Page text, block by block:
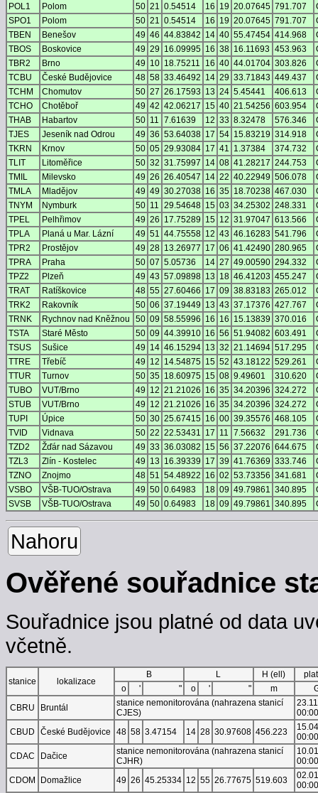
POL1 Polom 50 21 0.54514 16 19 20.07645 791.707
SPO1
Polom 50 21 0.54514 16 19 20.07645 791.707
TBEN
Benešov 49 46 44.83842 14 40 55.47454 414.968
TBOS
Boskovice 49 29 16.09995 16 38 16.11693 453.963
TBR2
Brno 49 10 18.75211 16 40 44.01704 303.826
TCBU
České Budějovice 48 58 33.46492 14 29 33.71843 449.437
TCHM
Chomutov 50 27 26.17593 13 24 5.45441 406.613
TCHO
Chotěboř 49 42 42.06217 15 40 21.54256 603.954
THAB
Habartov 50 11 7.61639 12 33 8.32478 576.346
TJES
Jeseník nad Odrou 49 36 53.64038 17 54 15.83219 314.918
TKRN
Krnov 50 05 29.93084 17 41 1.37384 374.732
TLIT
Litoměřice 50 32 31.75997 14 08 41.28217 244.753
TMIL
Milevsko 49 26 26.40547 14 22 40.22949 506.078
TMLA
Mladějov 49 49 30.27038 16 35 18.70238 467.030
TNYM
Nymburk 50 11 29.54648 15 03 34.25302 248.331
TPEL
Pelhřimov 49 26 17.75289 15 12 31.97047 613.566
TPLA
Planá u Mar. Lázní 49 51 44.75558 12 43 46.16283 541.796
TPR2
Prostějov 49 28 13.26977 17 06 41.42490 280.965
TPRA
Praha 50 07 5.05736 14 27 49.00590 294.332
TPZ2
Plzeň 49 43 57.09898 13 18 46.41203 455.247
TRAT
Ratíškovice 48 55 27.60466 17 09 38.83183 265.012
TRK2
Rakovník 50 06 37.19449 13 43 37.17376 427.767
TRNK
Rychnov nad Kněžnou 50 09 58.55996 16 16 15.13839 370.016
TSTA
Staré Město 50 09 44.39910 16 56 51.94082 603.491
TSUS
Sušice 49 14 46.15294 13 32 21.14694 517.295
TTRE
Třebíč 49 12 14.54875 15 52 43.18122 529.261
TTUR
Turnov 50 35 18.60975 15 08 9.49601 310.620
TUBO
VUT/Brno 49 12 21.21026 16 35 34.20396 324.272
STUB
VUT/Brno 49 12 21.21026 16 35 34.20396 324.272
TUPI
Úpice 50 30 25.67415 16 00 39.35576 468.105
TVID
Vidnava 50 22 22.53431 17 11 7.56632 291.736
TZD2
Žďár nad Sázavou 49 33 36.03082 15 56 37.22076 644.675
TZL3
Zlín - Kostelec 49 13 16.39339 17 39 41.76369 333.746
TZNO
Znojmo 48 51 54.48922 16 02 53.73356 341.681
VSBO
VŠB-TUO/Ostrava 49 50 0.64983 18 09 49.79861 340.895
SVSB
VŠB-TUO/Ostrava 49 50 0.64983 18 09 49.79861 340.895
Nahoru
Ověřené souřadnice
Souřadnice jsou platné od data
včetně.
stanice lokalizace
B L H (ell)
o
' " o ' " m
CBRU
Bruntál
stanice nemonitorována (nahrazena stanicí
CJES)
00:00
CBUD
České Budějovice 48 58 3.47154 14 28 30.97608 456.223
00:00
CDAC
Dačice
stanice nemonitorována (nahrazena stanicí
CJHR)
00:00
CDOM
Domažlice 49 26 45.25334 12 55 26.77675 519.603
00:00